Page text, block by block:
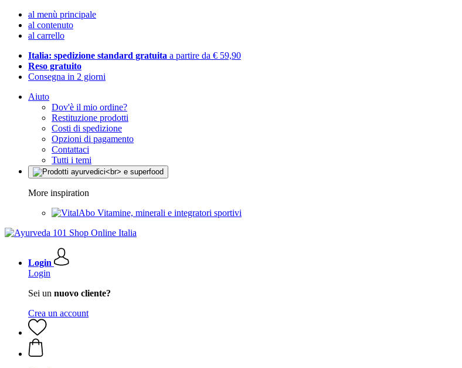
al menù principale
al contenuto
al carrello
Italia: spedizione standard gratuita a partire da € 59,90
Reso gratuito
Consegna in 2 giorni
Aiuto
Dov'è il mio ordine?
Restituzione prodotti
Costi di spedizione
Opzioni di pagamento
Contattaci
Tutti i temi
More inspiration
Vitamine, minerali e integratori sportivi
Login
Login
Sei un nuovo cliente?
Crea un account